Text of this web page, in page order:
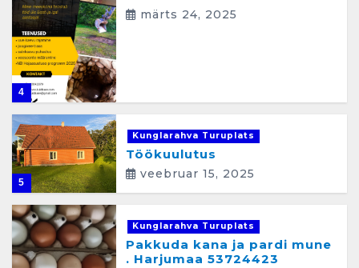
4
märts 24, 2025
5
Kunglarahva Turuplats
Töökuulutus
veebruar 15, 2025
Kunglarahva Turuplats
Pakkuda kana ja pardi mune
. Harjumaa 53724423